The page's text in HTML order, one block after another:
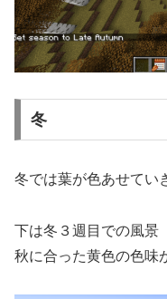
冬
冬では葉が色あせてい
下は冬３週目での風景
秋に合った黄色の色味